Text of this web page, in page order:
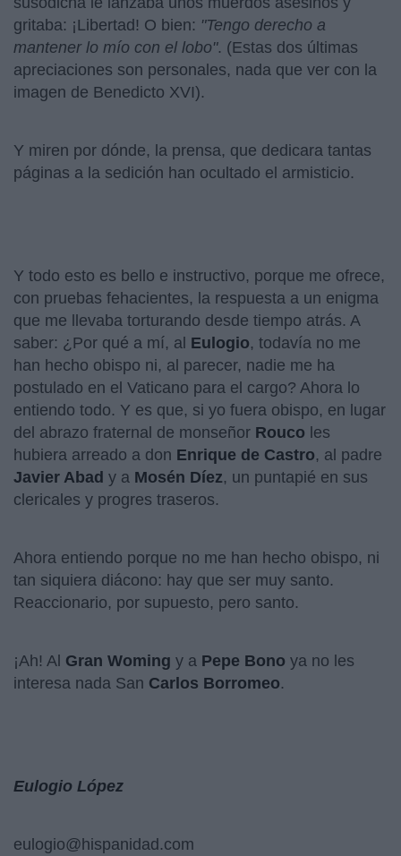
gritaba: ¡Libertad! O bien: "Tengo derecho a
mantener lo mío con el lobo". (Estas dos últimas
apreciaciones son personales, nada que ver con la
imagen de Benedicto XVI).
Y miren por dónde, la prensa, que dedicara tantas
páginas a la sedición han ocultado el armisticio.
Y todo esto es bello e instructivo, porque me ofrece,
con pruebas fehacientes, la respuesta a un enigma
que me llevaba torturando desde tiempo atrás. A
saber: ¿Por qué a mí, al Eulogio, todavía no me
han hecho obispo ni, al parecer, nadie me ha
postulado en el Vaticano para el cargo? Ahora lo
entiendo todo. Y es que, si yo fuera obispo, en lugar
del abrazo fraternal de monseñor Rouco les
hubiera arreado a don Enrique de Castro, al padre
Javier Abad y a Mosén Díez, un puntapié en sus
clericales y progres traseros.
Ahora entiendo porque no me han hecho obispo, ni
tan siquiera diácono: hay que ser muy santo.
Reaccionario, por supuesto, pero santo.
¡Ah! Al Gran Woming y a Pepe Bono ya no les
interesa nada San Carlos Borromeo.
Eulogio López
eulogio@hispanidad.com